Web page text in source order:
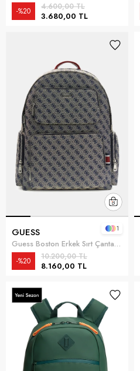
3.680,00 TL
4.600,00 TL
%20
GUESS
Guess Boston Erkek Sırt Çantası Parlement Mavi
8.160,00 TL
10.200,00 TL
%20
1